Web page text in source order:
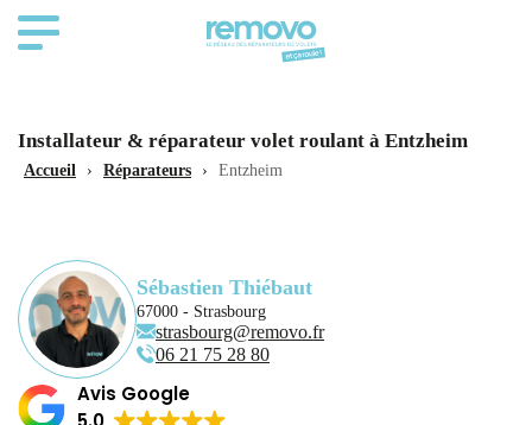
Installateur & réparateur volet roulant à Entzheim
Accueil › Réparateurs › Entzheim
Sébastien Thiébaut
67000 - Strasbourg
strasbourg@removo.fr
‭06 21 75 28 80‬
Avis Google